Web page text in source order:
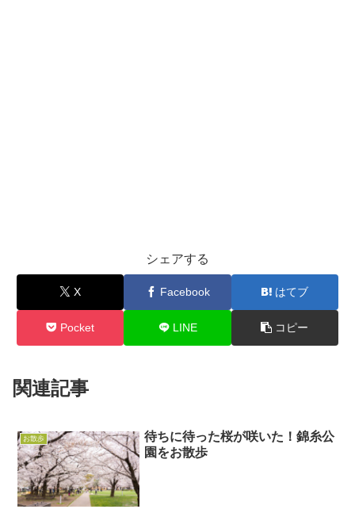
シェアする
X Facebook はてブ
Pocket LINE コピー
関連記事
お散歩
待ちに待った桜が咲いた！錦糸公
園をお散歩